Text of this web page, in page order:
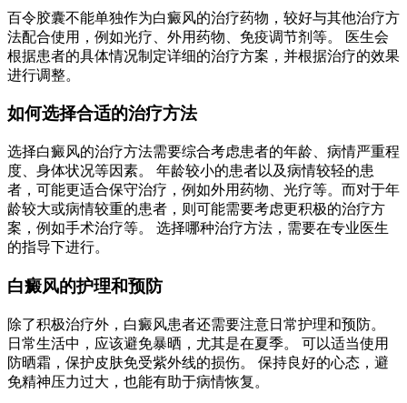
百令胶囊不能单独作为白癜风的治疗药物，较好与其他治疗方
法配合使用，例如光疗、外用药物、免疫调节剂等。 医生会
根据患者的具体情况制定详细的治疗方案，并根据治疗的效果
进行调整。
如何选择合适的治疗方法
选择白癜风的治疗方法需要综合考虑患者的年龄、病情严重程
度、身体状况等因素。 年龄较小的患者以及病情较轻的患
者，可能更适合保守治疗，例如外用药物、光疗等。而对于年
龄较大或病情较重的患者，则可能需要考虑更积极的治疗方
案，例如手术治疗等。 选择哪种治疗方法，需要在专业医生
的指导下进行。
白癜风的护理和预防
除了积极治疗外，白癜风患者还需要注意日常护理和预防。
日常生活中，应该避免暴晒，尤其是在夏季。 可以适当使用
防晒霜，保护皮肤免受紫外线的损伤。 保持良好的心态，避
免精神压力过大，也能有助于病情恢复。